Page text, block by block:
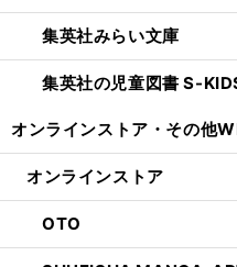
集英社みらい文庫
集英社の児童図書 S-
オンラインストア・ その他
オンラインストア
OTO